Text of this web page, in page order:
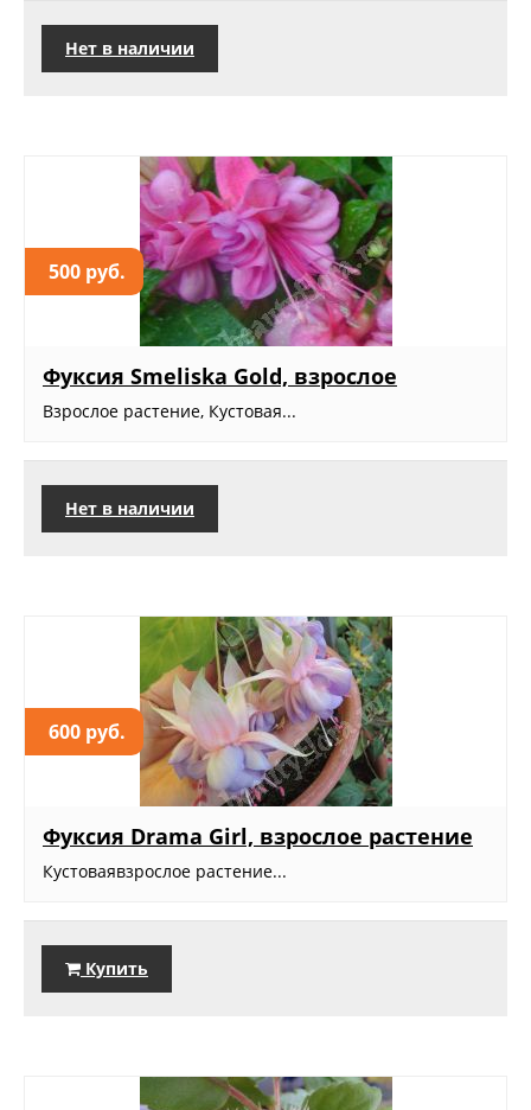
Нет в наличии
500 руб.
Фуксия Smeliska Gold, взрослое
Взрослое растение, Кустовая...
Нет в наличии
600 руб.
Фуксия Drama Girl, взрослое растение
Кустоваявзрослое растение...
Купить